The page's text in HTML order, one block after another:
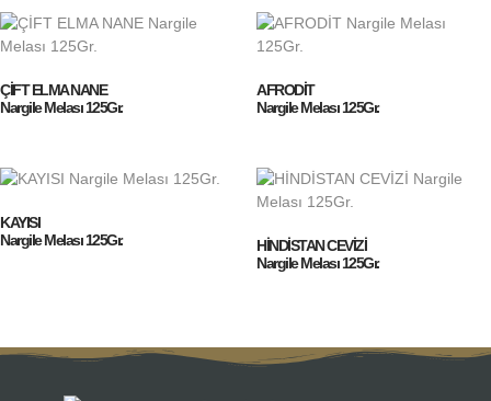
ÇİFT ELMA NANE
Nargile Melası 125Gr.
AFRODİT
Nargile Melası 125Gr.
KAYISI
Nargile Melası 125Gr.
HİNDİSTAN CEVİZİ
Nargile Melası 125Gr.